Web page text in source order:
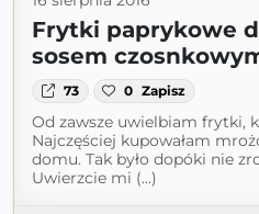
Frytki paprykowe
sosem
73 0 Zapisz
Od zawsze uwielbiam frytki,
Najczęściej kupowałam
domu. Tak było dopóki nie
Uwierzcie mi (...)